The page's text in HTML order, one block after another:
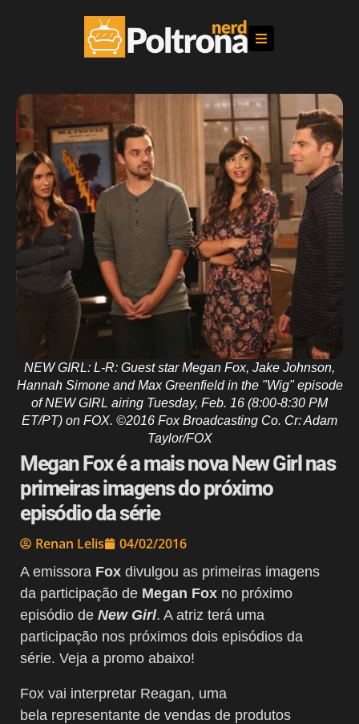
NEW GIRL: L-R: Guest star Megan Fox, Jake Johnson,
Hannah Simone and Max Greenfield in the "Wig" episode
of NEW GIRL airing Tuesday, Feb. 16 (8:00-8:30 PM
ET/PT) on FOX. ©2016 Fox Broadcasting Co. Cr: Adam
Taylor/FOX
Megan Fox é a mais nova New Girl nas
primeiras imagens do próximo
episódio da série
Renan Lelis 04/02/2016
A emissora Fox divulgou as primeiras imagens
da participação de Megan Fox no próximo
episódio de New Girl. A atriz terá uma
participação nos próximos dois episódios da
série. Veja a promo abaixo!
Fox vai interpretar Reagan, uma
bela representante de vendas de produtos